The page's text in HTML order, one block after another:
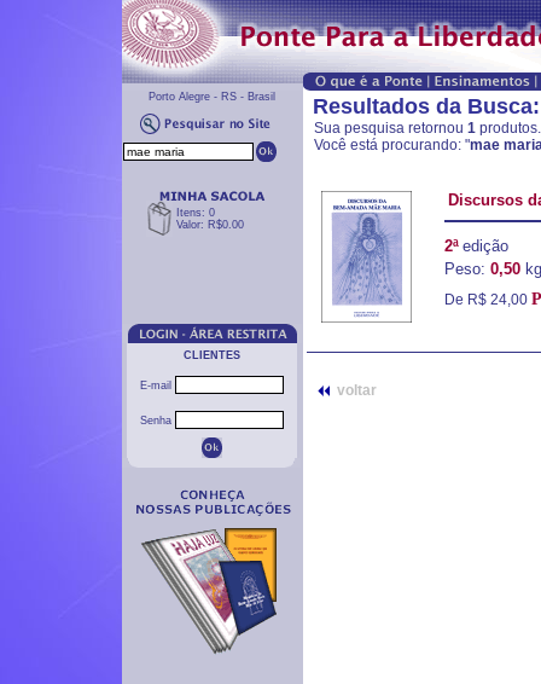
Porto Alegre - RS - Brasil
Itens: 0
Valor: R$0.00
CLIENTES
E-mail
Senha
Resultados da Busca:
Sua pesquisa retornou 1produtos.
Você está procurando: "mae
Discursos
2ª edição
Peso: 0,50 kg
De R$ 24,00
voltar